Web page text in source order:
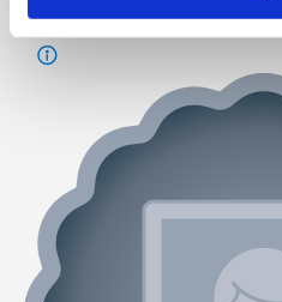
Actiepagina gemaakt